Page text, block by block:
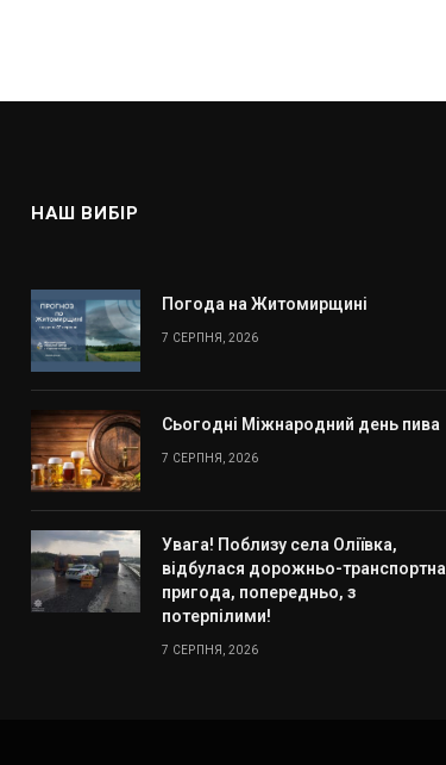
НАШ ВИБІР
Погода на Житомирщині
7 СЕРПНЯ, 2026
Сьогодні Міжнародний день пива
7 СЕРПНЯ, 2026
Увага! Поблизу села Оліївка,
відбулася дорожньо-транспортна
пригода, попередньо, з
потерпілими!
7 СЕРПНЯ, 2026